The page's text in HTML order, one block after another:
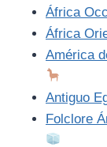
África
África
América
Antiguo
Folclore